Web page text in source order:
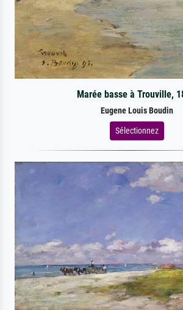
Marée basse à Trouville,
Eugene Louis Boudin
Sélectionnez